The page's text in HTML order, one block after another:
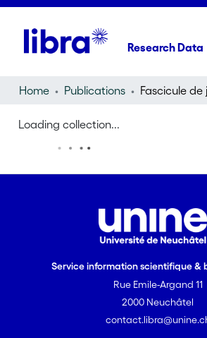
Research Data
Home Publications
Loading collection...
Service information scientifique &
Rue Emile-Argand 11
2000 Neuchâtel